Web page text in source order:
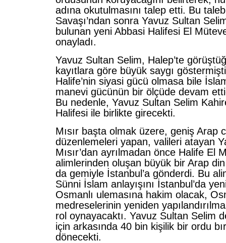
adına okutulmasını talep etti. Bu
Savaşı’ndan sonra Yavuz Sultan
bulunan yeni Abbasi Halifesi El
onayladı.
Yavuz Sultan Selim, Halep’te
kayıtlara göre büyük saygı
Halife’nin siyasi gücü olmasa bile
manevi gücünün bir ölçüde devam
Bu nedenle, Yavuz Sultan Selim
Halifesi ile birlikte girecekti.
Mısır başta olmak üzere, geniş Arap
düzenlemeleri yapan, valileri atayan
Mısır’dan ayrılmadan önce Halife El
alimlerinden oluşan büyük bir Arap
da gemiyle İstanbul’a gönderdi. Bu
Sünni İslam anlayışını İstanbul’da
Osmanlı ulemasına hakim olacak,
medreselerinin yeniden
rol oynayacaktı. Yavuz Sultan Selim
için arkasında 40 bin kişilik bir ordu
dönecekti.